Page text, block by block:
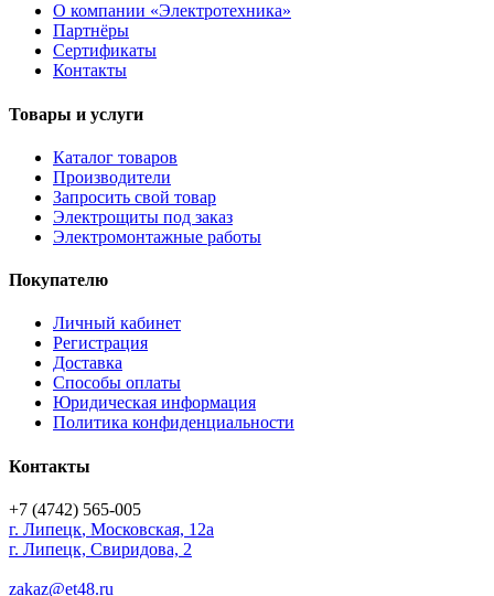
О компании «Электротехника»
Партнёры
Сертификаты
Контакты
Товары и услуги
Каталог товаров
Производители
Запросить свой товар
Электрощиты под заказ
Электромонтажные работы
Покупателю
Личный кабинет
Регистрация
Доставка
Способы оплаты
Юридическая информация
Политика конфиденциальности
Контакты
+7 (4742) 565-005
г. Липецк, Московская, 12а
г. Липецк, Свиридова, 2
zakaz@et48.ru